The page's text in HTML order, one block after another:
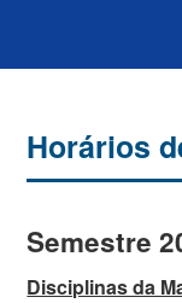
Horários
Semestre
Disciplinas da